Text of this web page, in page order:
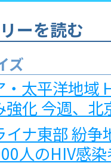
ーを読む
ズ
・太平洋地域
強化 今週、
イナ東部 紛
人のHIV感